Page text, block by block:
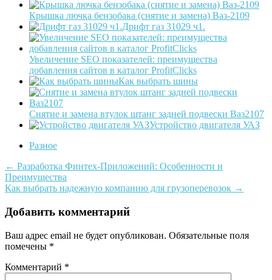
Крышка лючка бензобака (снятие и замена) Ваз-2109
Дрифт газ 31029 ч1.
Увеличение SEO показателей: преимущества
добавления сайтов в каталог ProfitClicks
Как выбрать шины
Снятие и замена втулок штанг задней подвески Ваз2107
Устройство двигателя УАЗ
Разное
Post
navigation
← Разработка Финтех-Приложений: Особенности и
Преимущества
Как выбрать надежную компанию для грузоперевозок →
Добавить комментарий
Ваш адрес email не будет опубликован. Обязательные поля
помечены *
Комментарий *